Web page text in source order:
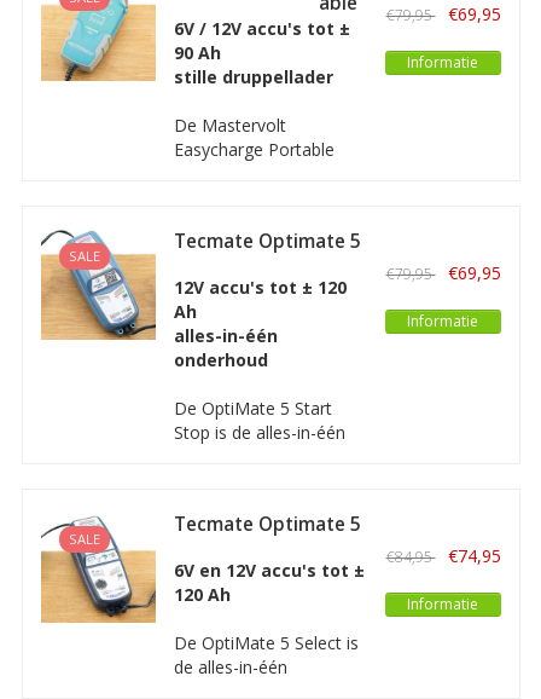
onderhoud worden
automatisch uitgevoerd.
4.3A
6V / 12V accu's tot ±
90 Ah
stille druppellader
De Mastervolt
Easycharge Portable
het laden en
druppelladen van 6V en
12V accu's van 14Ah tot
ongeveer 90Ah.
€79,95 €69,95
Informatie
SALE
Tecmate Optimate 5
12V accu's tot ± 120
Ah
alles-in-één
onderhoud
De OptiMate 5 Start
Stop is de alles-in-één
accu’s. De Optimate 5
diagnose, herstel, laden,
tests en optimaal
uit.
€79,95 €69,95
Informatie
SALE
Tecmate Optimate 5
6V en 12V accu's tot ±
120 Ah
De OptiMate 5 Select is
de alles-in-één
€84,95 €74,95
Informatie